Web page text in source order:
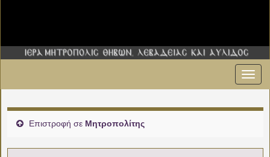
Επιστροφή σε Μητροπολίτης
02:00